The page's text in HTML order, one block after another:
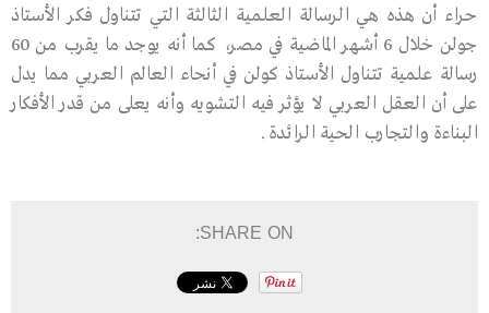
حراء أن هذه هي الرسالة العلمية الثالثة التي تتناول فكر الأستاذ
جولن خلال 6 أشهر الماضية في مصر، كما أنه يوجد ما يقرب من 60
رسالة علمية تتناول الأستاذ كولن في أنحاء العالم العربي مما يدل
على أن العقل العربي لا يؤثر فيه التشويه وأنه يعلى من قدر الأفكار
البناءة والتجارب الحية الرائدة .
SHARE ON: